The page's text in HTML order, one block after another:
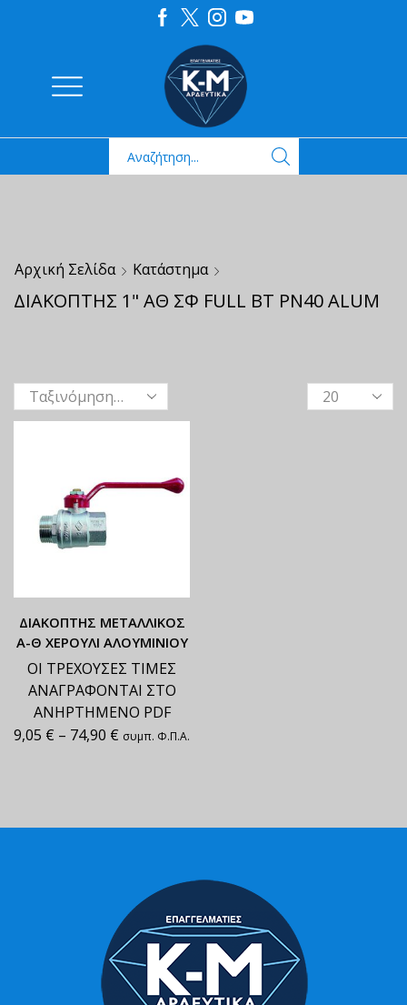
Αρχική Σελίδα Κατάστημα
ΔΙΑΚΟΠΤΗΣ 1" ΑΘ ΣΦ FULL ΒΤ ΡΝ40 ALUM
ΔΙΑΚΟΠΤΗΣ ΜΕΤΑΛΛΙΚΟΣ
Α-Θ ΧΕΡΟΥΛΙ ΑΛΟΥΜΙΝΙΟΥ
ΟΙ ΤΡΕΧΟΥΣΕΣ ΤΙΜΕΣ
ΑΝΑΓΡΑΦΟΝΤΑΙ ΣΤΟ
ΑΝΗΡΤΗΜΕΝΟ PDF
9,05 € – 74,90 € συμπ. Φ.Π.Α.